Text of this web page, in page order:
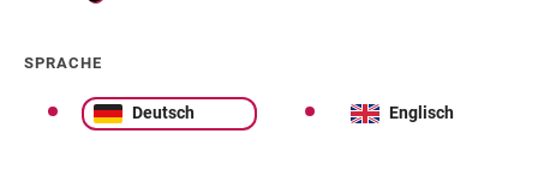
SPRACHE
Deutsch Englisch